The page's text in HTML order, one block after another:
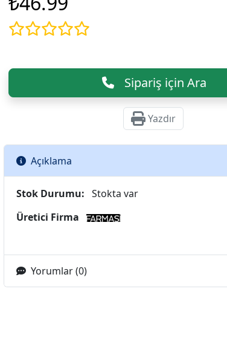
Sipariş için Ara
Yazdır
Açıklama
Stok Durumu: Stokta var
Üretici Firma
Yorumlar (0)